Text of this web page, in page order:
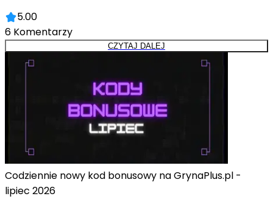
5.00
6 Komentarzy
CZYTAJ DALEJ
Codziennie nowy kod bonusowy na GrynaPlus.pl -
lipiec 2026